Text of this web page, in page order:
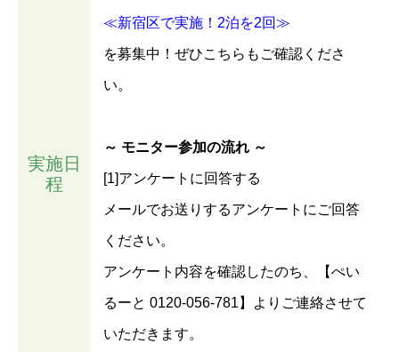
実施日
程
≪新宿区で実施！2泊を2回≫
を募集中！ぜひこちらもご確認くださ
い。
～ モニター参加の流れ ～
[1]アンケートに回答する
メールでお送りするアンケートにご回答
ください。
アンケート内容を確認したのち、【ぺい
るーと 0120-056-781】よりご連絡させて
いただきます。